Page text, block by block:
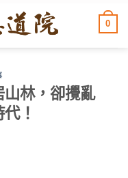
0
山林，卻攪亂
！